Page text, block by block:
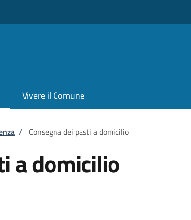
Vivere il Comune
/ Consegna dei pasti a domicilio
a domicilio